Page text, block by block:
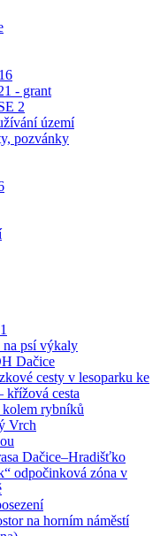
- grant
2
území
pozvánky
na psí výkaly
Dačice
cesty v lesoparku ke
křížová cesta
kolem rybníků
Vrch
Dačice–Hradišťko
odpočinková zóna v
na horním náměstí